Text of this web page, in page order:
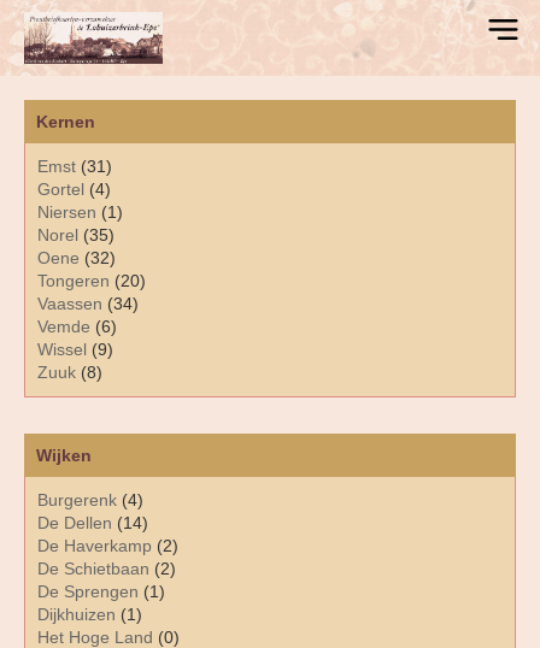
Kernen
Emst (31)
Gortel (4)
Niersen (1)
Norel (35)
Oene (32)
Tongeren (20)
Vaassen (34)
Vemde (6)
Wissel (9)
Zuuk (8)
Wijken
Burgerenk (4)
De Dellen (14)
De Haverkamp (2)
De Schietbaan (2)
De Sprengen (1)
Dijkhuizen (1)
Het Hoge Land (0)